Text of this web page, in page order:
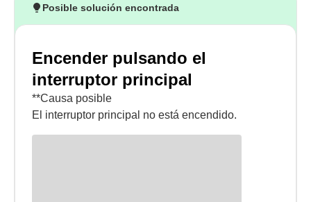
Posible solución encontrada
Encender pulsando el
interruptor principal
**Causa posible
El interruptor principal no está encendido.